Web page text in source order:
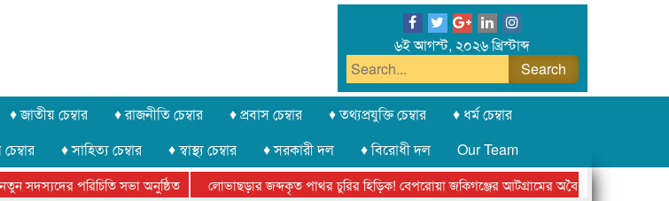
৬ই আগস্ট, ২০২৬ খ্রিস্টাব্দ
♦ জাতীয় চেম্বার ♦ রাজনীতি চেম্বার ♦ প্রবাস চেম্বার ♦ তথ্যপ্রযুক্তি চেম্বার
♦ ধর্ম চেম্বার
♦ সাহিত্য চেম্বার ♦ স্বাস্থ্য চেম্বার ♦ সরকারী দল ♦ বিরোধী দল
Our Team
সদস্যদের পরিচিতি সভা অনুষ্ঠিত
লোভাছড়ার জব্দকৃত পাথর চুরির হিড়িক! বেপরোয়া জকিগঞ্জের আটগ্রামের অবৈধ ক্রাশার জোন চক্র